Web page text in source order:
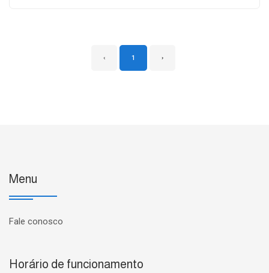
‹ 1 ›
Menu
Fale conosco
Horário de funcionamento